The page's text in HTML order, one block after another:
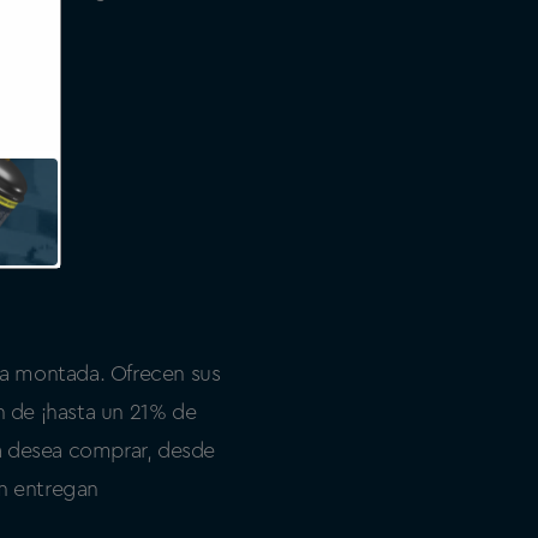
montada. Ofrecen sus
¡hasta un 21% de
comprar, desde
entregan